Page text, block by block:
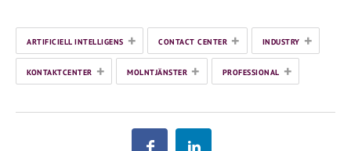
ARTIFICIELL INTELLIGENS + CONTACT CENTER + INDUSTRY +
KONTAKTCENTER + MOLNTJÄNSTER + PROFESSIONAL +